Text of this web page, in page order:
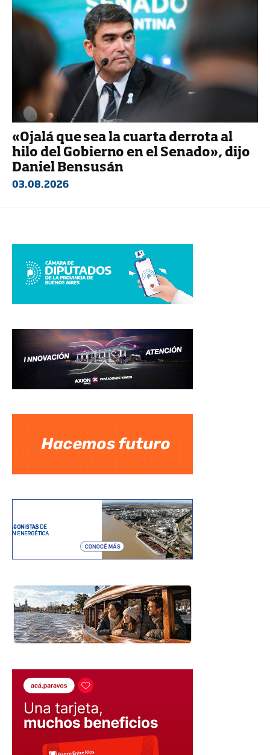
«Ojalá que sea la cuarta derrota al
hilo del Gobierno en el Senado», dijo
Daniel Bensusán
03.08.2026